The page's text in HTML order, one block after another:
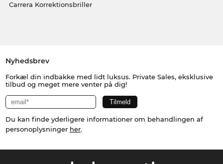
Carrera Korrektionsbriller
Nyhedsbrev
Forkæl din indbakke med lidt luksus. Private Sales, eksklusive
tilbud og meget mere venter på dig!
Du kan finde yderligere informationer om behandlingen af
personoplysninger her.